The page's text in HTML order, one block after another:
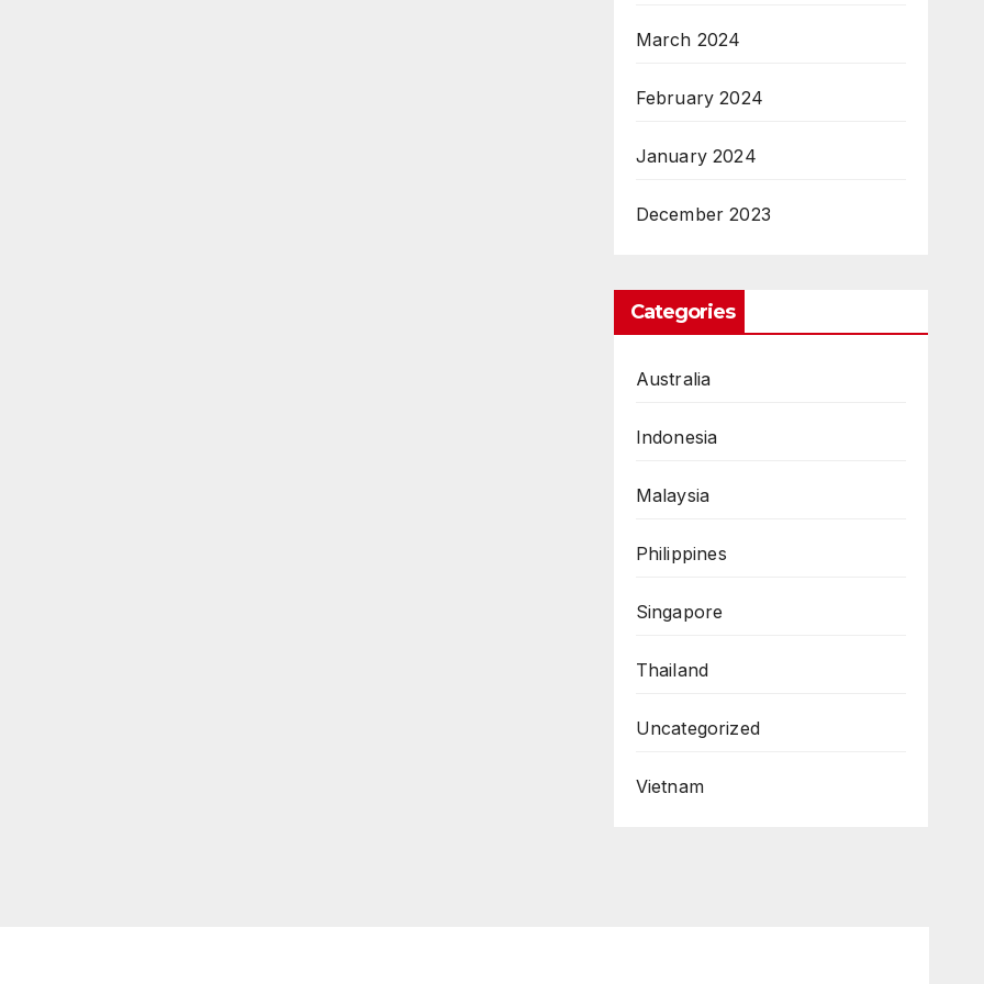
March 2024
February 2024
January 2024
December 2023
Categories
Australia
Indonesia
Malaysia
Philippines
Singapore
Thailand
Uncategorized
Vietnam